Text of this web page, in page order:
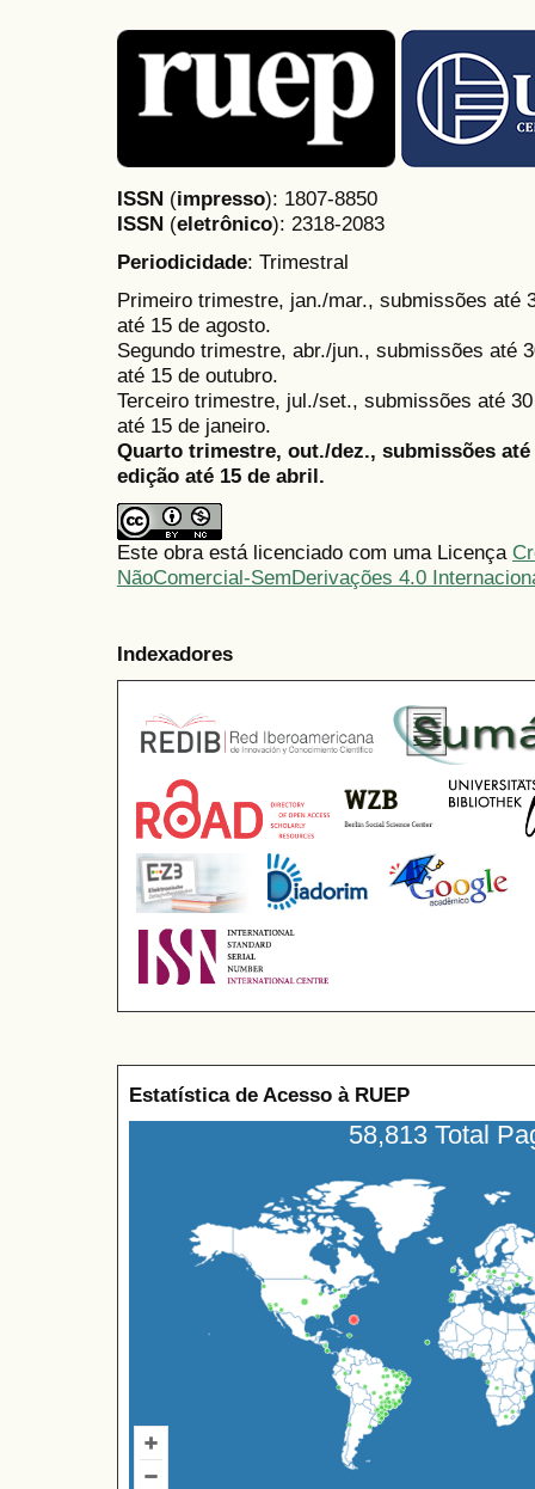
ISSN (impresso): 1807-8850
ISSN (eletrônico): 2318-2083
Periodicidade: Trimestral
Primeiro trimestre, jan./mar., submissões até
até 15 de agosto.
Segundo trimestre, abr./jun., submissões até
até 15 de outubro.
Terceiro trimestre, jul./set., submissões até
até 15 de janeiro.
Quarto trimestre, out./dez., submissões
edição até 15 de abril.
Este obra está licenciado com uma Licença
NãoComercial-SemDerivações 4.0
Indexadores
Estatística de Acesso à RUEP
58,813 Total